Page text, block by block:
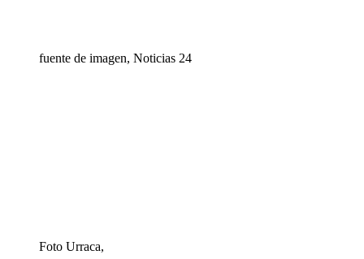
fuente de imagen, Noticias 24
Foto Urraca,